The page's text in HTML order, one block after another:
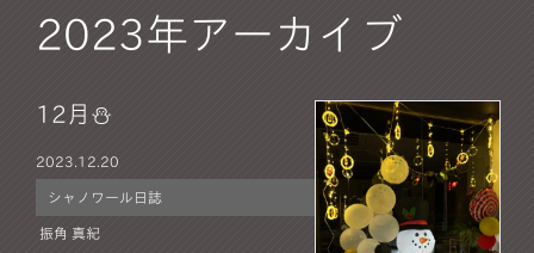
2023年アーカイブ
12月⛄️
2023. 12.20
シャノワール日誌
振角 真紀